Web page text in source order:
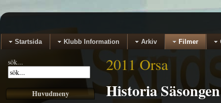
Startsida Klubb Information Arkiv Filmer
sök...
Huvudmeny
2011 Orsa
Historia